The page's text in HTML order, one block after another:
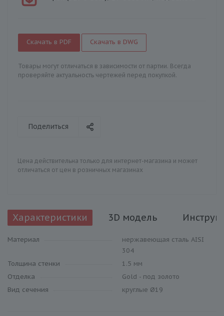
Скачать в PDF Скачать в DWG
Товары могут отличаться в зависимости от партии. Всегда
проверяйте актуальность чертежей перед покупкой.
Поделиться
Цена действительна только для интернет-магазина и может
отличаться от цен в розничных магазинах
Характеристики 3D модель
Материал
нержавеющая сталь AISI
304
Толщина стенки
1.5 мм
Отделка
Gold - под золото
Вид сечения
круглые Ø19